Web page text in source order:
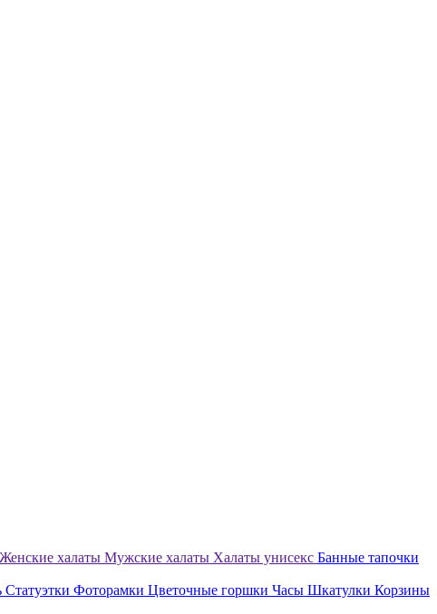
Женские халаты Мужские халаты Халаты унисекс Банные тапочки
Статуэтки Фоторамки Цветочные горшки Часы Шкатулки Корзины